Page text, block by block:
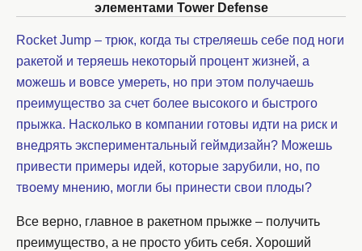
элементами Tower Defense
Rocket Jump – трюк, когда ты стреляешь себе под ноги
ракетой и теряешь некоторый процент жизней, а
можешь и вовсе умереть, но при этом получаешь
преимущество за счет более высокого и быстрого
прыжка. Насколько в компании готовы идти на риск и
внедрять экспериментальный геймдизайн? Можешь
привести примеры идей, которые зарубили, но, по
твоему мнению, могли бы принести свои плоды?
Все верно, главное в ракетном прыжке – получить
преимущество, а не просто убить себя. Хороший